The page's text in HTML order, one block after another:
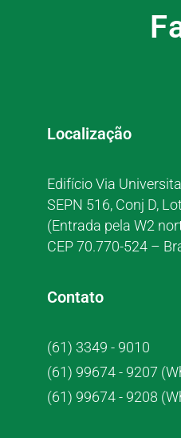
Localização
Edifício Via
SEPN 516, Conj D,
(Entrada pela W2
CEP 70.770-524 –
Contato
(61) 3349 - 9010
(61) 99674 - 9207
(61) 99674 - 9208